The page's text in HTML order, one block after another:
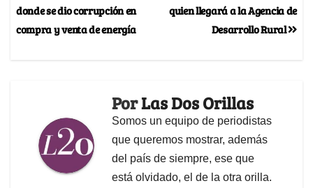
quien llegará a la Agencia de
Desarrollo Rural
donde se dio corrupción en
compra y venta de energía
PorLas Dos Orillas
Somos un equipo de periodistas
que queremos mostrar, además
del país de siempre, ese que
está olvidado, el de la otra orilla.